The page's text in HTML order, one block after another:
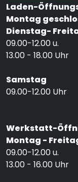
Laden-
Montag
Dienstag-
09.00-12.00 u.
13.00 - 18.00 Uhr
Samstag
09.00-12.00 Uhr
Werkstatt-
Montag -
09.00-12.00 u.
13.00 - 16.00 Uhr